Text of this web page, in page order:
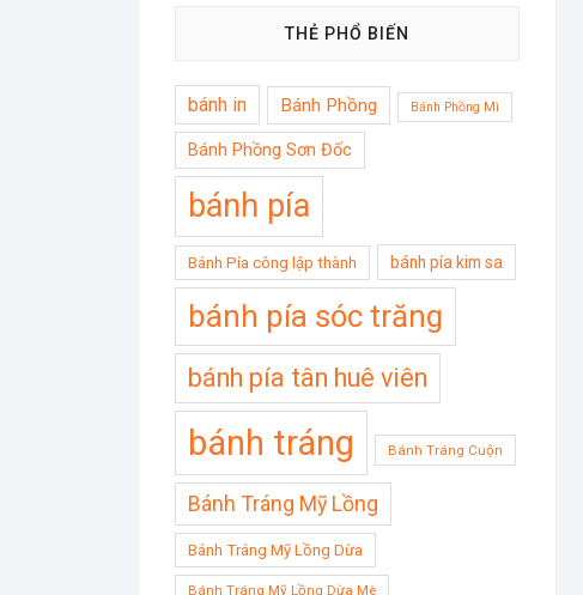
THẺ PHỔ BIẾN
bánh in Bánh Phồng Bánh Phồng Mì
Bánh Phồng Sơn Đốc
bánh pía
Bánh Pía công lập thành bánh pía kim sa
bánh pía sóc trăng
bánh pía tân huê viên
bánh tráng Bánh Tráng Cuộn
Bánh Tráng Mỹ Lồng
Bánh Tráng Mỹ Lồng Dừa
Bánh Tráng Mỹ Lồng Dừa Mè